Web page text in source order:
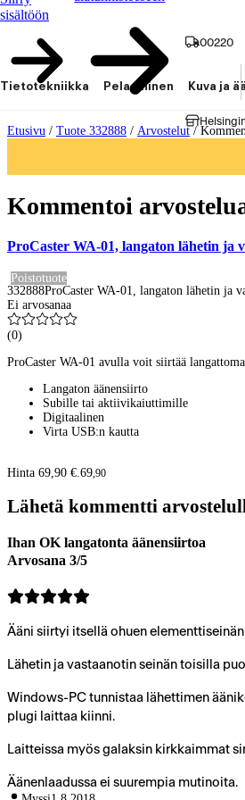
sisältöön
00220
Tietotekniikka Pelaaminen Kuva ja
Etusivu / Tuote 332888 / Arvostelut/
Kommentoi
ProCaster WA-01, langaton lähetin ja
Poistotuote
332888ProCaster WA-01, langaton lähetin ja
Ei arvosanaa
(0)
ProCaster WA-01 avulla voit siirtää
Langaton äänensiirto
Subille tai aktiivikaiuttimille
Digitaalinen
Virta USB:n kautta
Hinta 69,90 €.69,90
Lähetä kommentti
Ihan OK langatonta äänensiirtoa
Arvosana 3/5
Ääni siirtyi itsellä ohuen
Lähetin ja vastaanotin seinän toisilla
Windows-PC tunnistaa lähettimen
plugi laittaa kiinni.
Laitteissa myös galaksin kirkkaimmat
Äänenlaadussa ei suurempia mutinoita.